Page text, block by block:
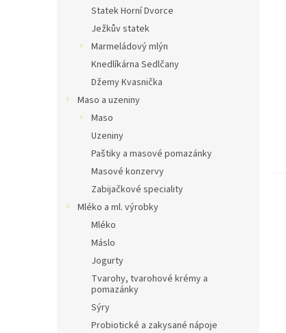
Statek Horní Dvorce
Ježkův statek
Marmeládový mlýn
Knedlíkárna Sedlčany
Džemy Kvasnička
Maso a uzeniny
Maso
Uzeniny
Paštiky a masové pomazánky
Masové konzervy
Zabijačkové speciality
Mléko a ml. výrobky
Mléko
Máslo
Jogurty
Tvarohy, tvarohové krémy a
pomazánky
Sýry
Probiotické a zakysané nápoje